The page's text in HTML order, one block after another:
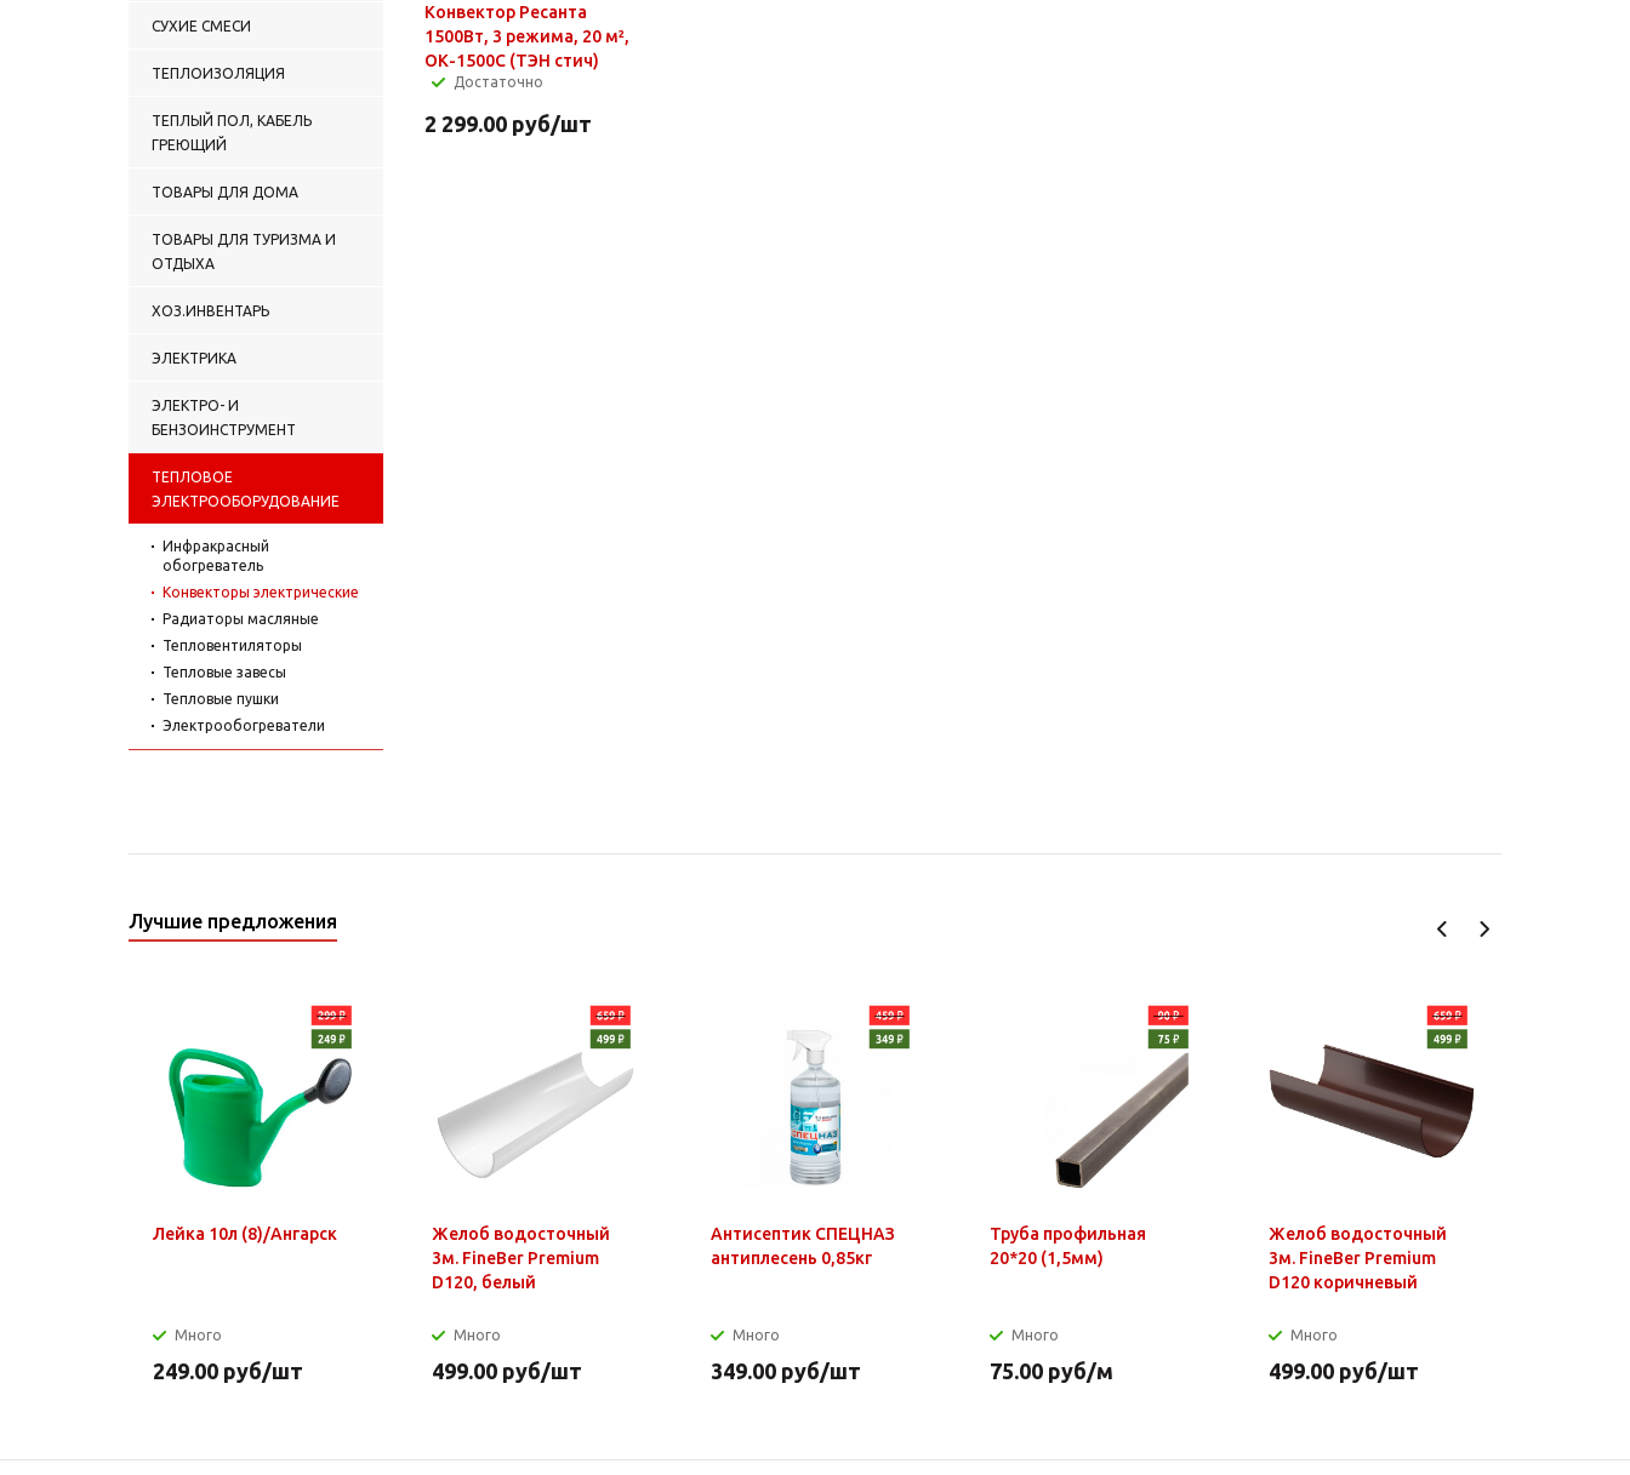
СУХИЕ СМЕСИ
ТЕПЛОИЗОЛЯЦИЯ
ТЕПЛЫЙ ПОЛ, КАБЕЛЬ
ГРЕЮЩИЙ
ТОВАРЫ ДЛЯ ДОМА
ТОВАРЫ ДЛЯ ТУРИЗМА И
ОТДЫХА
ХОЗ.ИНВЕНТАРЬ
ЭЛЕКТРИКА
ЭЛЕКТРО- И
БЕНЗОИНСТРУМЕНТ
ТЕПЛОВОЕ
ЭЛЕКТРООБОРУДОВАНИЕ
Инфракрасный
обогреватель
Конвекторы электрические
Радиаторы масляные
Тепловентиляторы
Тепловые завесы
Тепловые пушки
Электрообогреватели
Конвектор Ресанта
1500Вт, 3 режима, 20 м²,
ОК-1500С (ТЭН стич)
Достаточно
2 299.00 руб/шт
Лучшие предложения
Лейка 10л (8)/Ангарск
Много
249.00 руб/шт
Желоб водосточный
3м. FineBer Premium
D120, белый
Много
499.00 руб/шт
Антисептик СПЕЦНАЗ
антиплесень 0,85кг
Много
349.00 руб/шт
Труба профильная
20*20 (1,5мм)
Много
75.00 руб/м
Желоб водосточный
3м. FineBer Premium
D120 коричневый
Много
499.00 руб/шт